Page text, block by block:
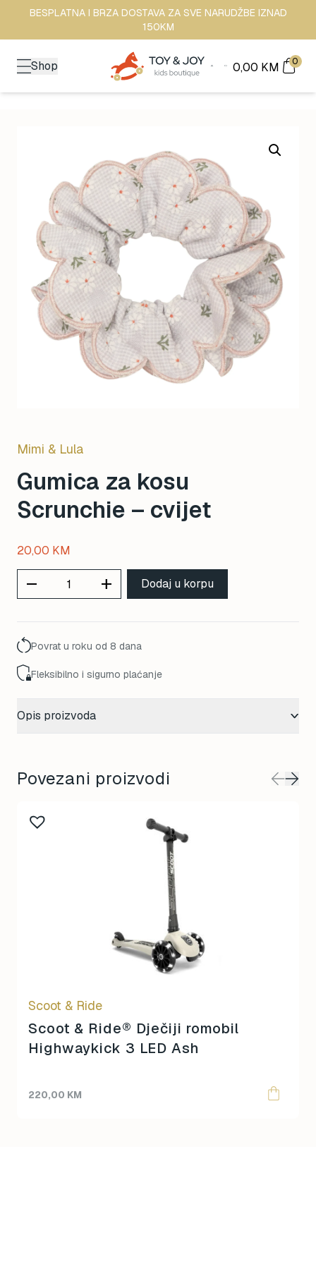
BESPLATNA I BRZA DOSTAVA ZA SVE NARUDŽBE IZNAD
150KM
Shop 0,00 KM 0
Mimi & Lula
Gumica za kosu
Scrunchie – cvijet
20,00 KM
remove add Dodaj u korpu
Povrat u roku od 8 dana
Fleksibilno i sigurno plaćanje
Opis proizvoda
Povezani proizvodi
Scoot & Ride
Scoot & Ride® Dječiji romobil
Highwaykick 3 LED Ash
220,00 KM